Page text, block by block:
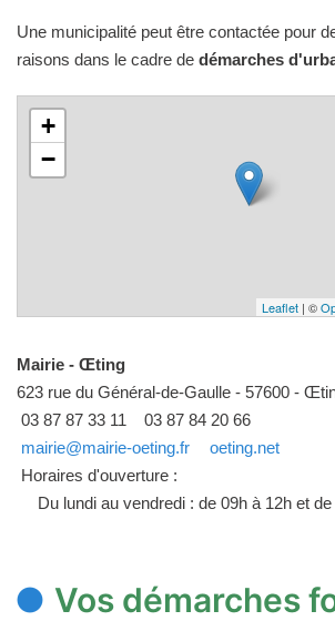
Une municipalité peut être contactée pour
raisons dans le cadre de démarches
+
−
Leaflet | ©
Mairie - Œting
623 rue du Général-de-Gaulle - 57600 -
03 87 87 33 11
03 87 84 20 66
mairie@mairie-oeting.fr
oeting.net
Horaires d'ouverture :
Du lundi au vendredi : de 09h à 12h et
Vos démarches